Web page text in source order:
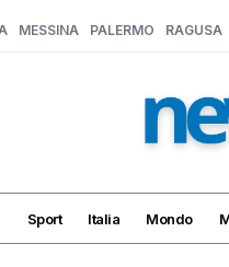
MESSINA PALERMO RAGUSA
Sport Italia Mondo